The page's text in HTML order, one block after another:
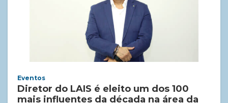
Eventos
Diretor do LAIS é eleito um dos 100
mais influentes da década na área da